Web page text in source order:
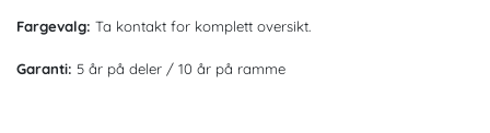
Fargevalg: Ta kontakt for komplett oversikt.
Garanti: 5 år på deler / 10 år på ramme